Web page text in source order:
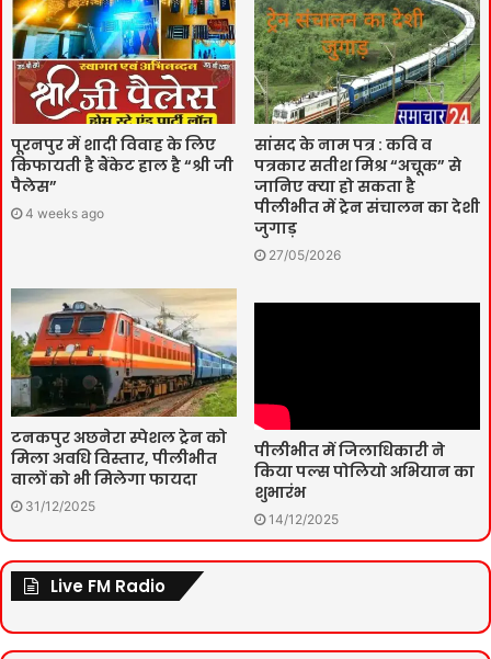
पूरनपुर में शादी विवाह के लिए
किफायती है बैंकेट हाल है “श्री जी
पैलेस”
4 weeks ago
सांसद के नाम पत्र : कवि व
पत्रकार सतीश मिश्र “अचूक” से
जानिए क्या हो सकता है
पीलीभीत में ट्रेन संचालन का देशी
जुगाड़
27/05/2026
टनकपुर अछनेरा स्पेशल ट्रेन को
मिला अवधि विस्तार, पीलीभीत
वालों को भी मिलेगा फायदा
31/12/2025
पीलीभीत में जिलाधिकारी ने
किया पल्स पोलियो अभियान का
शुभारंभ
14/12/2025
Live FM Radio